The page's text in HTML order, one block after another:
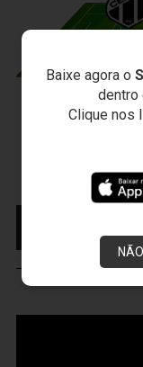
Baixe agora o
dentro
Clique nos
Campeonato